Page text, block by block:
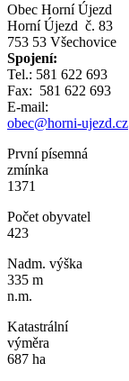
Obec Horní Újezd
Horní Újezd č. 83
753 53 Všechovice
Spojení:
Tel.: 581 622 693
Fax: 581 622 693
E-mail:
obec@horni-ujezd.cz
První písemná
zmínka
1371
Počet obyvatel
423
Nadm. výška
335 m
n.m.
Katastrální
výměra
687 ha